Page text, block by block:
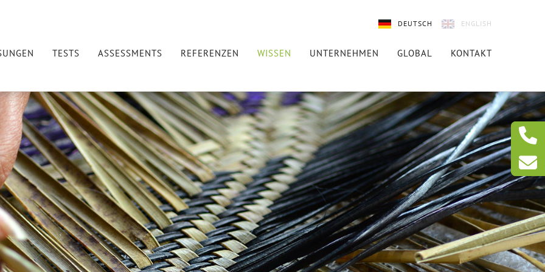
DEUTSCH ENGLISH
TESTS ASSESSMENTS REFERENZEN WISSEN UNTERNEHMEN GLOBAL KONTAKT